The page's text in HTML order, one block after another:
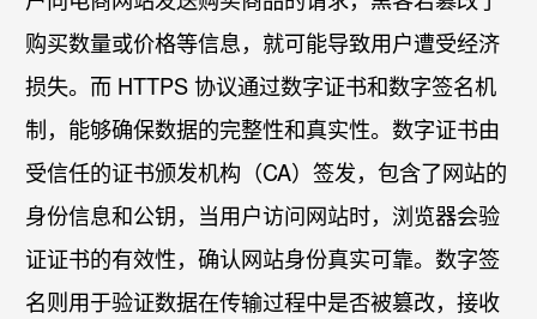
购买数量或价格等信息，就可能导致用户遭受经济
损失。而 HTTPS 协议通过数字证书和数字签名机
制，能够确保数据的完整性和真实性。数字证书由
受信任的证书颁发机构（CA）签发，包含了网站的
身份信息和公钥，当用户访问网站时，浏览器会验
证证书的有效性，确认网站身份真实可靠。数字签
名则用于验证数据在传输过程中是否被篡改，接收